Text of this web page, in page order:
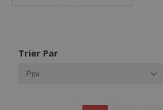
Trier Par